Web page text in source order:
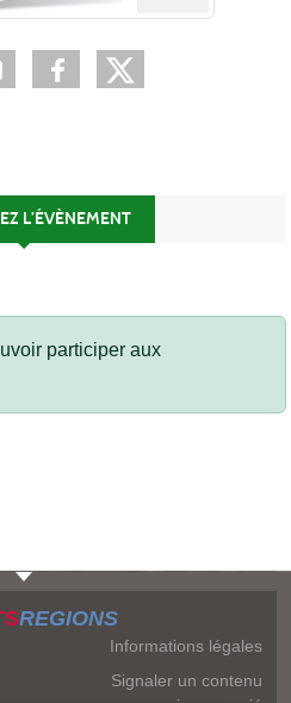
L’ÉVÈNEMENT
participer aux
REGIONS
Informations légales
Signaler un contenu